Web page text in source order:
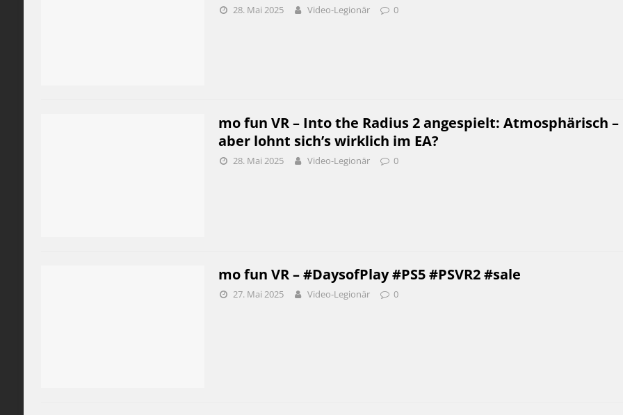
28. Mai 2025 Video-Legionär 0
mo fun VR – Into the Radius 2 angespielt: Atmosphärisch –
aber lohnt sich’s wirklich im EA?
28. Mai 2025 Video-Legionär 0
mo fun VR – #DaysofPlay #PS5 #PSVR2 #sale
27. Mai 2025 Video-Legionär 0